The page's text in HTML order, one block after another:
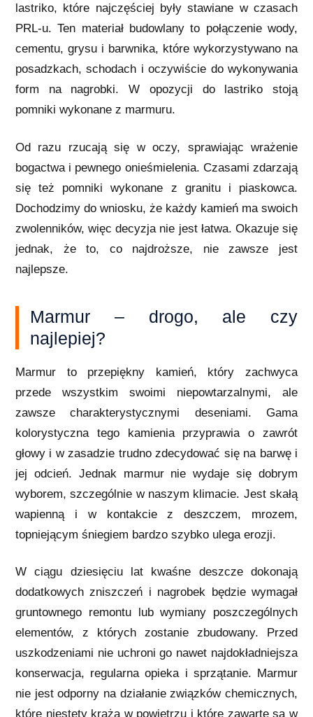
lastriko, które najczęściej były stawiane w czasach
PRL-u. Ten materiał budowlany to połączenie wody,
cementu, grysu i barwnika, które wykorzystywano na
posadzkach, schodach i oczywiście do wykonywania
form na nagrobki. W opozycji do lastriko stoją
pomniki wykonane z marmuru.
Od razu rzucają się w oczy, sprawiając wrażenie
bogactwa i pewnego onieśmielenia. Czasami zdarzają
się też pomniki wykonane z granitu i piaskowca.
Dochodzimy do wniosku, że każdy kamień ma swoich
zwolenników, więc decyzja nie jest łatwa. Okazuje się
jednak, że to, co najdroższe, nie zawsze jest
najlepsze.
Marmur – drogo, ale czy
najlepiej?
Marmur to przepiękny kamień, który zachwyca
przede wszystkim swoimi niepowtarzalnymi, ale
zawsze charakterystycznymi deseniami. Gama
kolorystyczna tego kamienia przyprawia o zawrót
głowy i w zasadzie trudno zdecydować się na barwę i
jej odcień. Jednak marmur nie wydaje się dobrym
wyborem, szczególnie w naszym klimacie. Jest skałą
wapienną i w kontakcie z deszczem, mrozem,
topniejącym śniegiem bardzo szybko ulega erozji.
W ciągu dziesięciu lat kwaśne deszcze dokonają
dodatkowych zniszczeń i nagrobek będzie wymagał
gruntownego remontu lub wymiany poszczególnych
elementów, z których zostanie zbudowany. Przed
uszkodzeniami nie uchroni go nawet najdokładniejsza
konserwacja, regularna opieka i sprzątanie. Marmur
nie jest odporny na działanie związków chemicznych,
które niestety krążą w powietrzu i które zawarte są w